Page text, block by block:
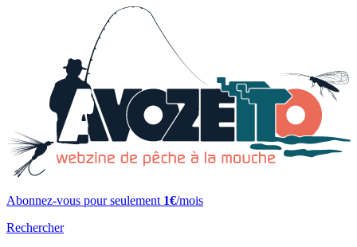
Abonnez-vous pour seulement 1€/mois
Rechercher